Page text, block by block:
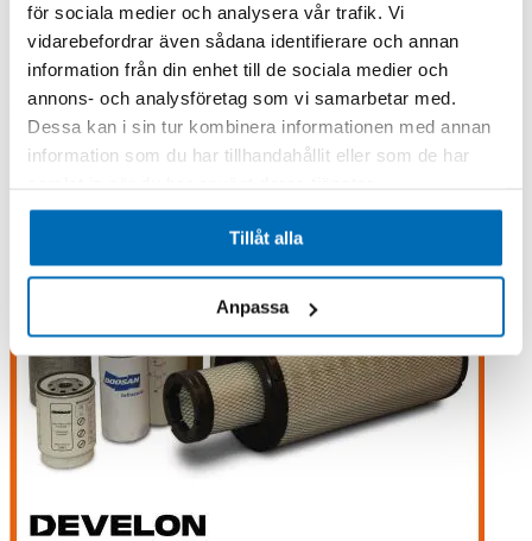
för sociala medier och analysera vår trafik. Vi
vidarebefordrar även sådana identifierare och annan
information från din enhet till de sociala medier och
annons- och analysföretag som vi samarbetar med.
Dessa kan i sin tur kombinera informationen med annan
information som du har tillhandahållit eller som de har
Tillåt alla
Anpassa